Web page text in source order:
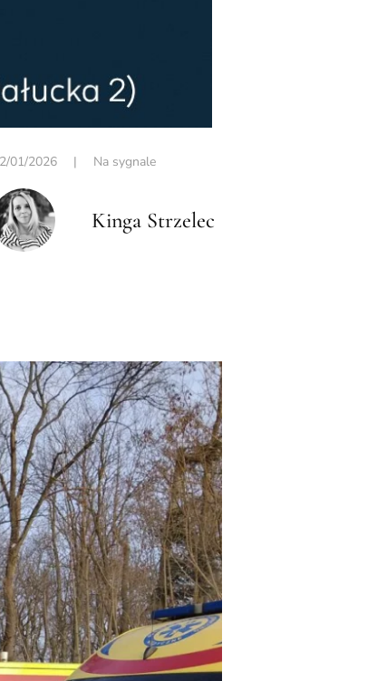
01/2026| Na sygnale
Kinga Strzelec